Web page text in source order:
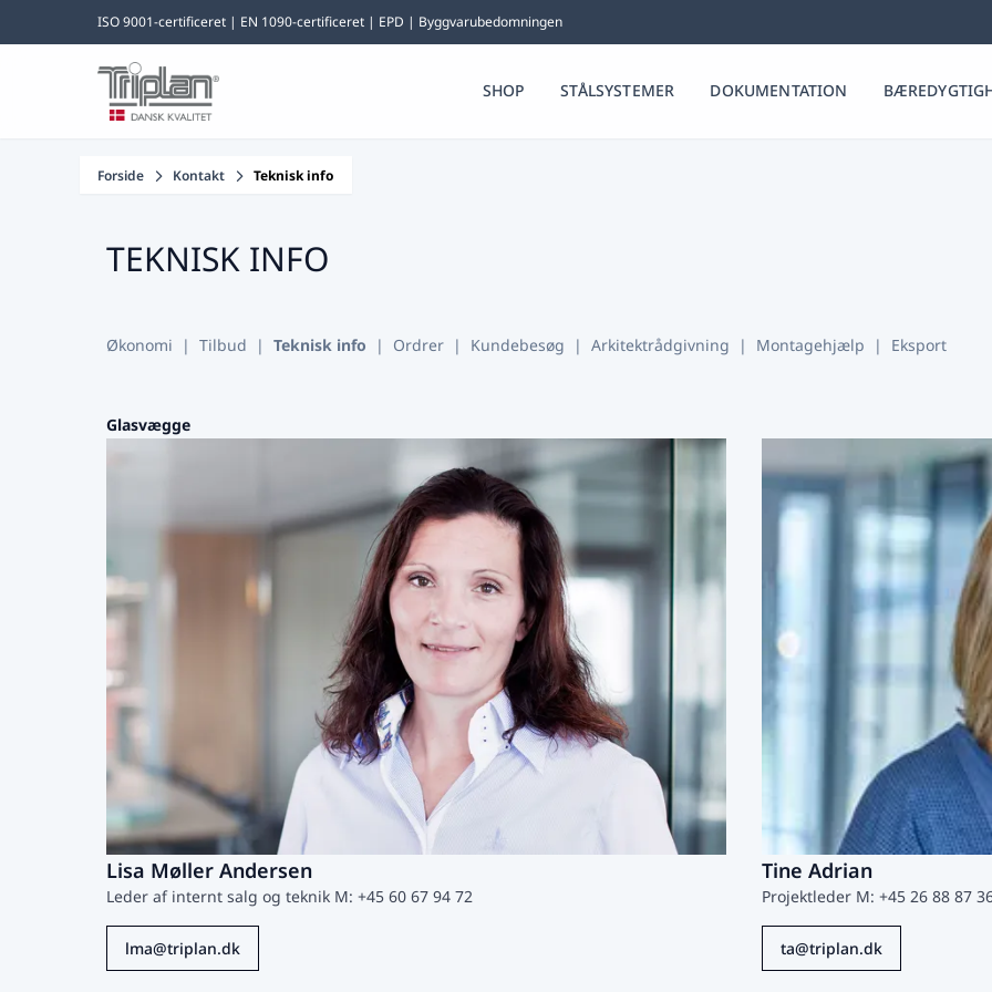
ISO 9001-certificeret | EN 1090-certificeret | EPD | Byggvarubedomningen
SHOP STÅLSYSTEMER DOKUMENTATION
Forside Kontakt Teknisk info
TEKNISK INFO
Økonomi | Tilbud | Teknisk info | Ordrer | Kundebesøg | Arkitektrådgivning | Montagehjælp | Eksport
Glasvægge
Lisa Møller Andersen
Leder af internt salg og teknik M: +45 60 67 94 72
lma@triplan.dk
Tine Adrian
Projektleder M: +45 26 88 87
ta@triplan.dk